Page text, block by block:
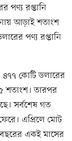
পণ্য রপ্তানি
আড়াই শতাংশ
পণ্য রপ্তানি
৪৭৭ কোটি ডলারের
শতাংশ। তারপর
সর্বশেষ গত
এপ্রিলে মোট
একই মাসের